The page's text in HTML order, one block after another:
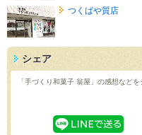
つくばや質店
シェア
「手づくり和菓子 翁屋」の感想などを